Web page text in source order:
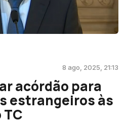
8 ago, 2025, 21:13
acórdão para
estrangeiros às